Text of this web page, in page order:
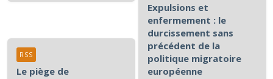
Expulsions et
enfermement : le
durcissement sans
précédent de la
politique migratoire
européenne
Le piège de
RSS